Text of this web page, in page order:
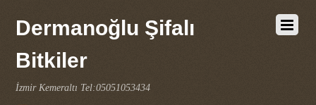
Dermanoğlu Şifalı
Bitkiler
İzmir Kemeraltı Tel:05051053434